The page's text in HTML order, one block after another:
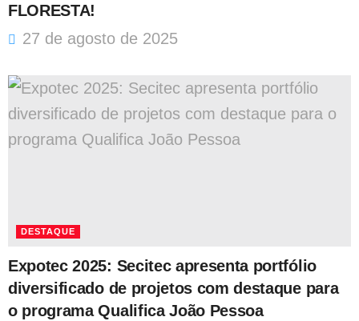
FLORESTA!
27 de agosto de 2025
DESTAQUE
Expotec 2025: Secitec apresenta portfólio
diversificado de projetos com destaque para
o programa Qualifica João Pessoa